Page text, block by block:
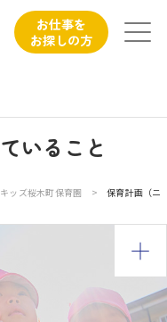
お仕事を
お探しの方
いること
ッズ桜木町保育園 >
保育計画（ニ